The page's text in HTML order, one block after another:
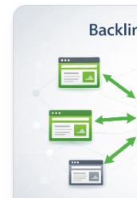
les backlinks sont